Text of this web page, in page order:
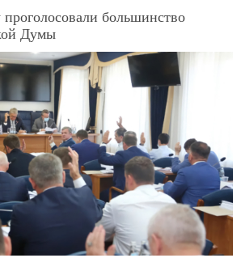
проголосовали большинство
Думы